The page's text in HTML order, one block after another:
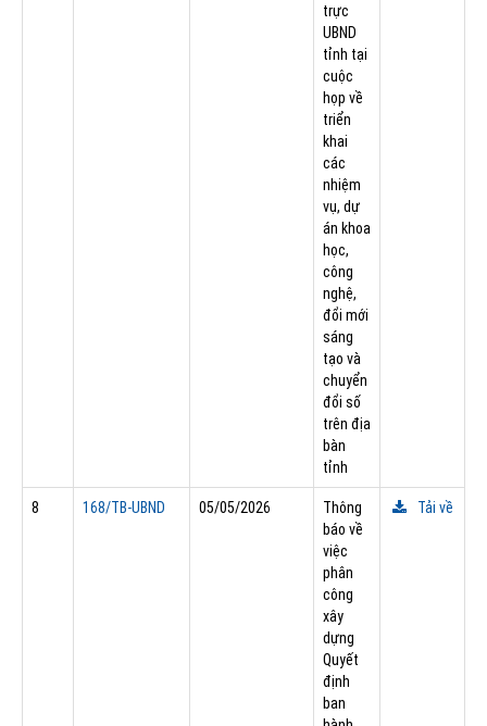
trực
UBND
tỉnh tại
cuộc
họp về
triển
khai
các
nhiệm
vụ, dự
án khoa
học,
công
nghệ,
đổi mới
sáng
tạo và
chuyển
đổi số
trên địa
bàn
tỉnh
8 168/TB-UBND 05/05/2026
Thông
báo về
việc
phân
công
xây
dựng
Quyết
định
ban
Tải về